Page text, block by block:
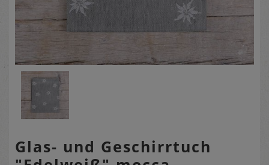
Glas- und Geschirrtuch